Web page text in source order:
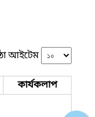
আইটেম
কার্যকলাপ